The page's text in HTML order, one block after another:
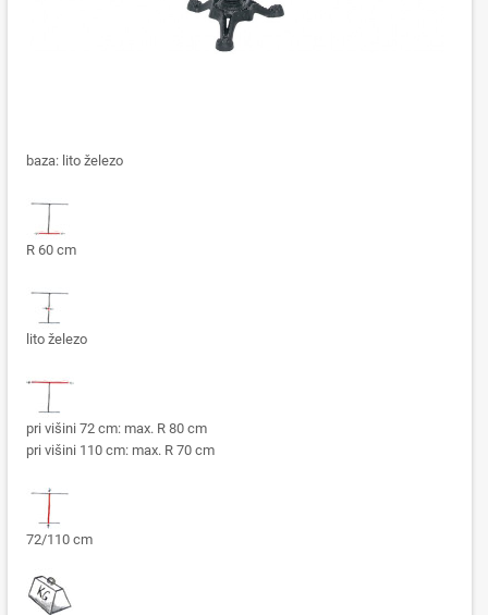
baza: lito železo
R 60 cm
lito železo
pri višini 72 cm: max. R 80 cm
pri višini 110 cm: max. R 70 cm
72/110 cm